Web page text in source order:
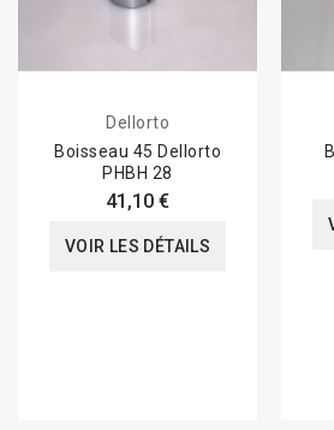
Dellorto
Boisseau 45 Dellorto
PHBH 28
41,10 €
VOIR LES DÉTAILS